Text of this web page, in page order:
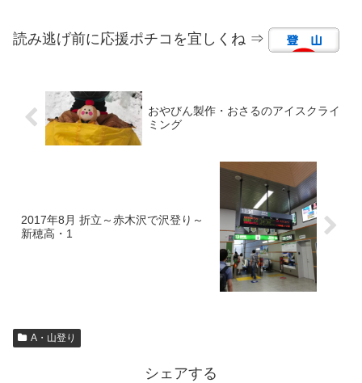
読み逃げ前に応援ポチコを宜しくね ⇒
おやびん製作・おさるのアイスクライ
ミング
2017年8月 折立～赤木沢で沢登り～
新穂高・1
A・山登り
シェアする